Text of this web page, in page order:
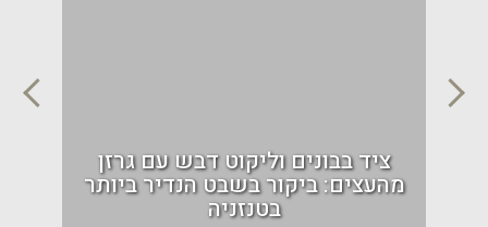
ציד בבונים וליקוט דבש עם גרזן
מהעצים: ביקור בשבט הנדיר ביותר
בטנזניה